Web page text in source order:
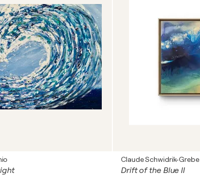
Claude Schwidrik-Grebe
Drift of the Blue II